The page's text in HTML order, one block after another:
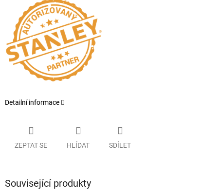
Detailní informace
ZEPTAT SE HLÍDAT SDÍLET
Související produkty